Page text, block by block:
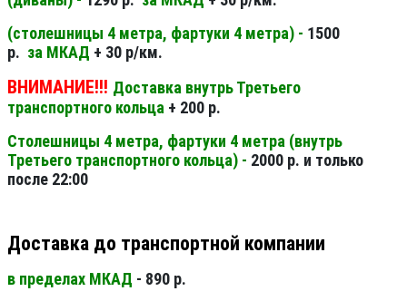
(столешницы 4 метра, фартуки 4 метра) - 1500
р. за МКАД + 30 р/км.
ВНИМАНИЕ!!! Доставка внутрь Третьего
транспортного кольца + 200 р.
Столешницы 4 метра, фартуки 4 метра (внутрь
Третьего транспортного кольца) - 2000 р. и только
после 22:00
Доставка до транспортной компании
в пределах МКАД - 890 р.